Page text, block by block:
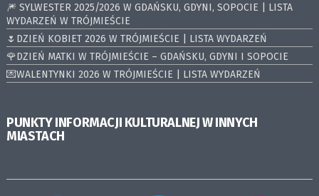
🎆 SYLWESTER 2025/2026 W GDAŃSKU, GDYNI, SOPOCIE | LISTA
WYDARZEŃ W TRÓJMIEŚCIE
🌷DZIEŃ KOBIET 2026 W TRÓJMIEŚCIE | LISTA WYDARZEŃ
🌹DZIEŃ MATKI W TRÓJMIEŚCIE – GDAŃSKU, GDYNI I SOPOCIE
💌WALENTYNKI 2026 W TRÓJMIEŚCIE | LISTA WYDARZEŃ
PUNKTY INFORMACJI KULTURALNEJ W INNYCH
MIASTACH